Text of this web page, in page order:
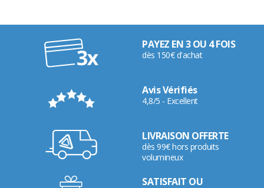
PAYEZ EN 3 OU 4 FOIS
dès 150€ d'achat
Avis Vérifiés
4,8/5 - Excellent
LIVRAISON OFFERTE
dès 99€ hors produits
volumineux
SATISFAIT OU